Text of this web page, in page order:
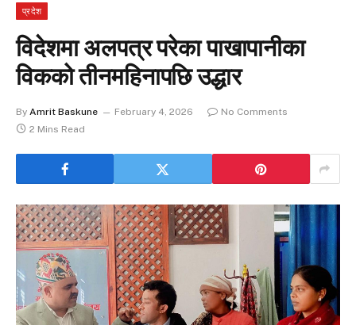
प्रदेश
विदेशमा अलपत्र परेका पाखापानीका
विकको तीनमहिनापछि उद्धार
By Amrit Baskune February 4, 2026
No Comments
2 Mins Read